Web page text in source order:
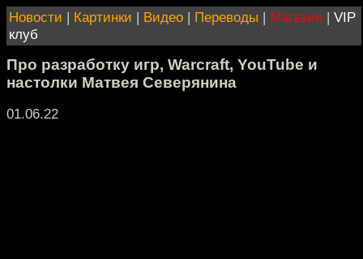
Новости | Картинки | Видео | Переводы | Магазин | VIP
клуб
Про разработку игр, Warcraft, YouTube и
настолки Матвея Северянина
01.06.22